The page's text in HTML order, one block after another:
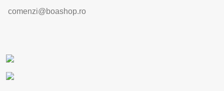
comenzi@boashop.ro